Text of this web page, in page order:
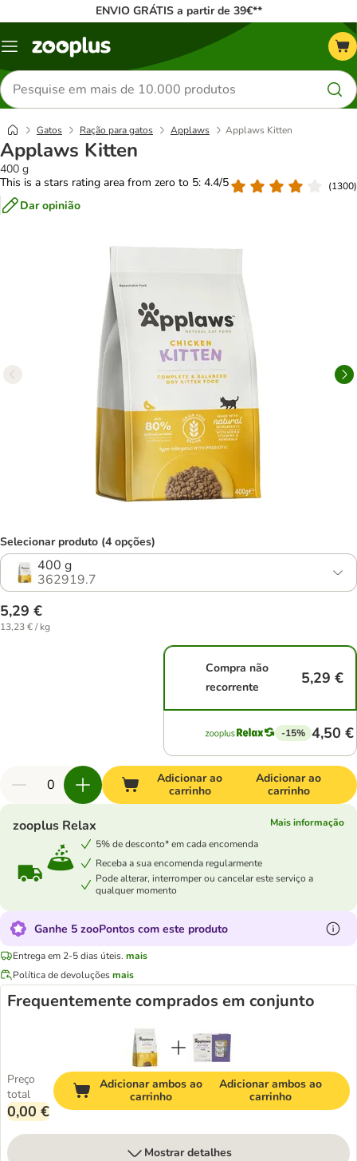
ENVIO GRÁTIS a partir de 39€**
Menu
Pesquisar
produtos
Gatos Ração para gatos Applaws Applaws Kitten
Applaws Kitten
400 g
This is a stars rating area from zero to 5: 4.4/5
(1300)
Dar opinião
Selecionar produto (4 opções)
400 g
362919.7
5,29 €
13,23 € / kg
Compra não
recorrente
5,29 €
-15% 4,50 €
Adicionar ao
carrinho
Adicionar ao
carrinho
zooplus Relax
Mais informação
5% de desconto* em cada encomenda
Receba a sua encomenda regularmente
Pode alterar, interromper ou cancelar este serviço a
qualquer momento
Ganhe 5 zooPontos com este produto
Entrega em 2-5 dias úteis. mais
Política de devoluçõesmais
Frequentemente comprados em conjunto
Preço
total
0,00 €
Adicionar ambos ao
carrinho
Adicionar ambos ao
carrinho
Mostrar detalhes